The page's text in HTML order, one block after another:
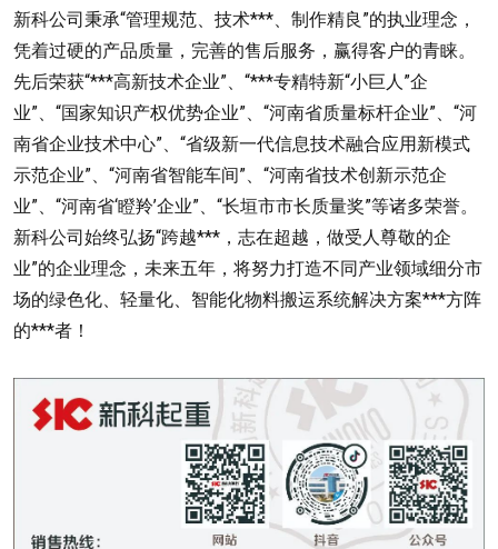
新科公司秉承“管理规范、技术***、制作精良”的执业理念，
凭着过硬的产品质量，完善的售后服务，赢得客户的青睐。
先后荣获“***高新技术企业”、“***专精特新“小巨人”企
业”、“国家知识产权优势企业”、“河南省质量标杆企业”、“河
南省企业技术中心”、“省级新一代信息技术融合应用新模式
示范企业”、“河南省智能车间”、“河南省技术创新示范企
业”、“河南省‘瞪羚’企业”、“长垣市市长质量奖”等诸多荣誉。
新科公司始终弘扬“跨越***，志在超越，做受人尊敬的企
业”的企业理念，未来五年，将努力打造不同产业领域细分市
场的绿色化、轻量化、智能化物料搬运系统解决方案***方阵
的***者！